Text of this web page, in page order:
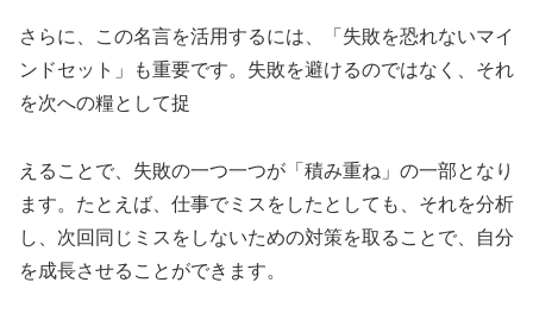
さらに、この名言を活用するには、「失敗を恐れないマイ
ンドセット」も重要です。失敗を避けるのではなく、それ
を次への糧として捉
えることで、失敗の一つ一つが「積み重ね」の一部となり
ます。たとえば、仕事でミスをしたとしても、それを分析
し、次回同じミスをしないための対策を取ることで、自分
を成長させることができます。